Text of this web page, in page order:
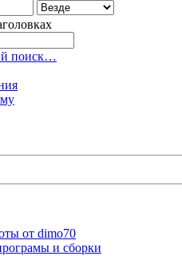
поиск…
от dimo70
и сборки